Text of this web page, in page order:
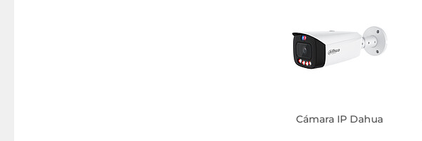
Cámara IP Dahua